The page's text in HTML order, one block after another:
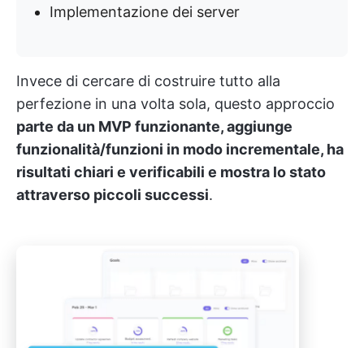
Implementazione dei server
Invece di cercare di costruire tutto alla
perfezione in una volta sola, questo approccio
parte da un MVP funzionante, aggiunge
funzionalità/funzioni in modo incrementale, ha
risultati chiari e verificabili e mostra lo stato
attraverso piccoli successi.